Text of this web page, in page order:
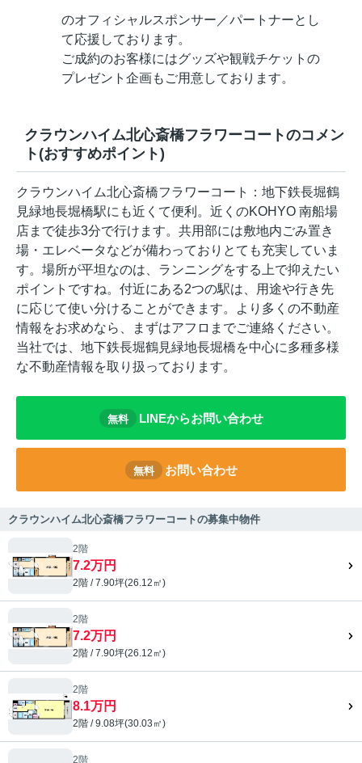
のオフィシャルスポンサー／パートナーとし
て応援しております。
ご成約のお客様にはグッズや観戦チケットの
プレゼント企画もご用意しております。
クラウンハイム北心斎橋フラワーコートのコメン
ト(おすすめポイント)
クラウンハイム北心斎橋フラワーコート：地下鉄長堀鶴
見緑地長堀橋駅にも近くて便利。近くのKOHYO 南船場
店まで徒歩3分で行けます。共用部には敷地内ごみ置き
場・エレベータなどが備わっておりとても充実していま
す。場所が平坦なのは、ランニングをする上で抑えたい
ポイントですね。付近にある2つの駅は、用途や行き先
に応じて使い分けることができます。より多くの不動産
情報をお求めなら、まずはアフロまでご連絡ください。
当社では、地下鉄長堀鶴見緑地長堀橋を中心に多種多様
な不動産情報を取り扱っております。
無料 LINEからお問い合わせ
無料 お問い合わせ
クラウンハイム北心斎橋フラワーコートの募集中物件
2階
7.2万円
2階 / 7.90坪(26.12㎡)
2階
7.2万円
2階 / 7.90坪(26.12㎡)
2階
8.1万円
2階 / 9.08坪(30.03㎡)
2階